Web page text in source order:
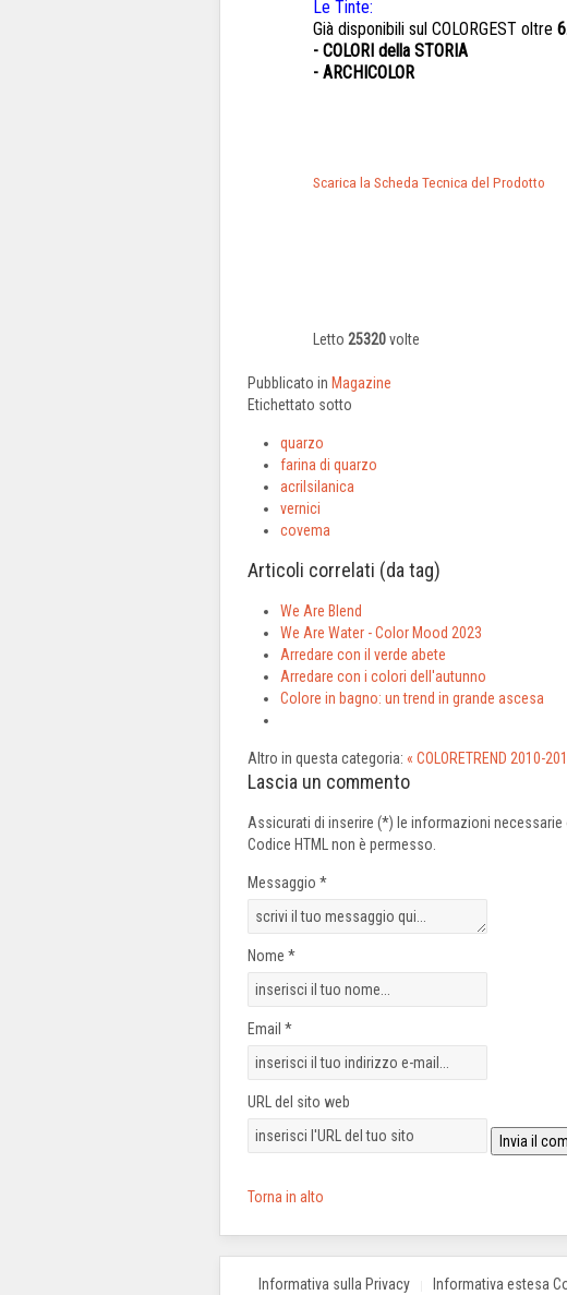
Le Tinte:
Già disponibili sul COLORGEST oltre
- COLORI della STORIA
- ARCHICOLOR
Scarica la Scheda Tecnica del Prodotto
Letto 25320volte
Pubblicato in Magazine
Etichettato sotto
quarzo
farina di quarzo
acrilsilanica
vernici
covema
Articoli correlati (da tag)
We Are Blend
We Are Water - Color Mood 2023
Arredare con il verde abete
Arredare con i colori dell'autunno
Colore in bagno: un trend in grande ascesa
Altro in questa categoria: « COLORETREND 2010-
Lascia un commento
Assicurati di inserire (*) le informazioni necessarie
Codice HTML non è permesso.
Messaggio *
Nome *
Email *
URL del sito web
Torna in alto
Informativa sulla Privacy Informativa estesa